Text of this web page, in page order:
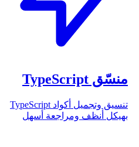
منسّق TypeScript
تنسيق وتجميل أكواد TypeScript
بهيكل أنظف ومراجعة أسهل